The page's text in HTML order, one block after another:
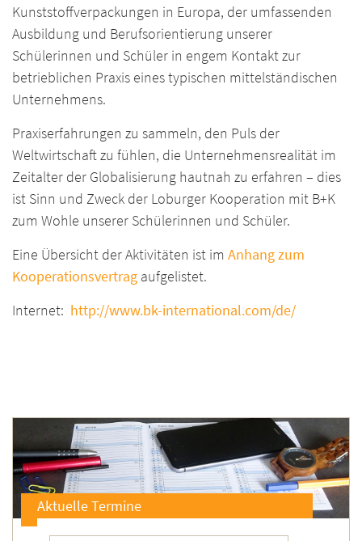
Kunststoffverpackungen in Europa, der umfassenden
Ausbildung und Berufsorientierung unserer
Schülerinnen und Schüler in engem Kontakt zur
betrieblichen Praxis eines typischen mittelständischen
Unternehmens.
Praxiserfahrungen zu sammeln, den Puls der
Weltwirtschaft zu fühlen, die Unternehmensrealität im
Zeitalter der Globalisierung hautnah zu erfahren – dies
ist Sinn und Zweck der Loburger Kooperation mit B+K
zum Wohle unserer Schülerinnen und Schüler.
Eine Übersicht der Aktivitäten ist im Anhang zum
Kooperationsvertrag aufgelistet.
Internet: http://www.bk-international.com/de/
Aktuelle Termine